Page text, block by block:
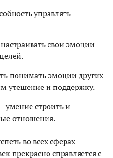
управлять
свои эмоции
понимать эмоции других
утешение и поддержку.
строить и
отношения.
во всех сферах
прекрасно справляется с